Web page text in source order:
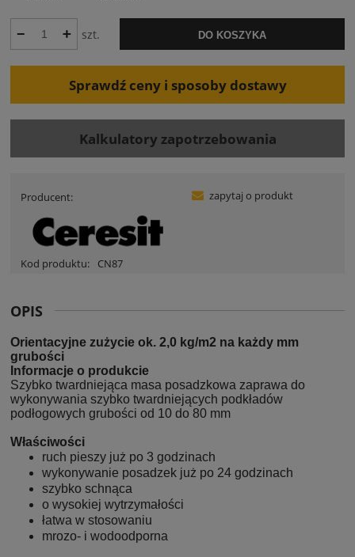
szt. DO KOSZYKA
Sprawdź ceny i sposoby dostawy
Kalkulatory zapotrzebowania
Producent:
Kod produktu: CN87
zapytaj o produkt
OPIS
Orientacyjne zużycie ok. 2,0 kg/m2 na każdy mm
grubości
Informacje o produkcie
Szybko twardniejąca masa posadzkowa zaprawa do
wykonywania szybko twardniejących podkładów
podłogowych grubości od 10 do 80 mm
Właściwości
ruch pieszy już po 3 godzinach
wykonywanie posadzek już po 24 godzinach
szybko schnąca
o wysokiej wytrzymałości
łatwa w stosowaniu
mrozo- i wodoodporna